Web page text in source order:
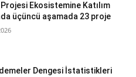
Ekosistemine Katılım
üçüncü aşamada 23 proje
Dengesi İstatistikleri